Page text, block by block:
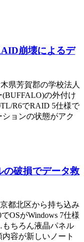
崩壊によるデ
県芳賀郡の学校法人
の外付け
R6でRAID 5仕様で
ョンの状態がアク
の破損でデータ救
都北区から持ち込み
OSがWindows 7仕様
ちろん液晶パネル
容が新しいノート